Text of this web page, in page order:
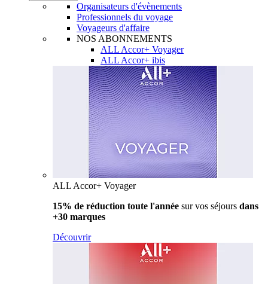
Organisateurs d'évènements
Professionnels du voyage
Voyageurs d'affaire
NOS ABONNEMENTS
ALL Accor+ Voyager
ALL Accor+ ibis
ALL Accor+ Voyager
15% de réduction toute l'année sur vos séjours dans
+30 marques
Découvrir